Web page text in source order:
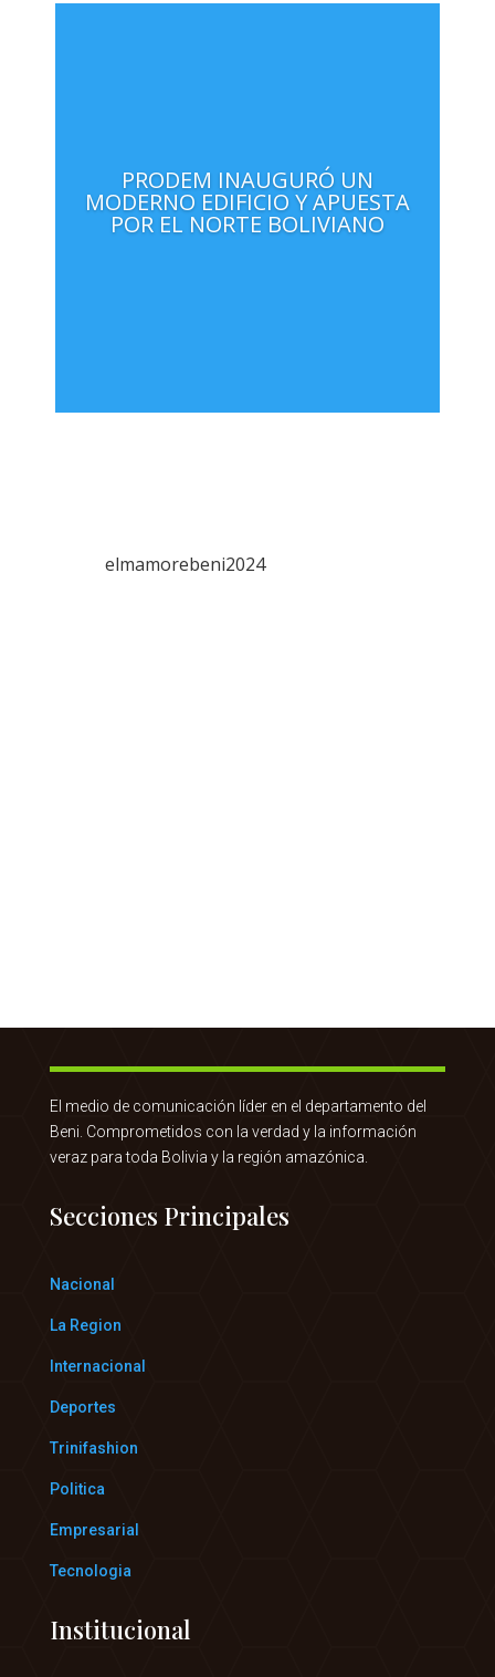
PRODEM INAUGURÓ UN
MODERNO EDIFICIO Y APUESTA
POR EL NORTE BOLIVIANO
elmamorebeni2024
El medio de comunicación líder en el departamento del
Beni. Comprometidos con la verdad y la información
veraz para toda Bolivia y la región amazónica.
Secciones Principales
Nacional
La Region
Internacional
Deportes
Trinifashion
Politica
Empresarial
Tecnologia
Institucional